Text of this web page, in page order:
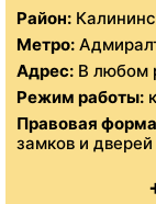
Район:
Метро:
Адрес: В любом
Режим работы:
Правовая
замков и дверей